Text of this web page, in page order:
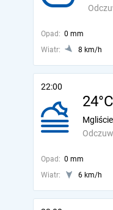
Opad: 0 mm
Wiatr:
8 km/h
22:00
24°C
Mgliście
Opad: 0 mm
Wiatr:
6 km/h